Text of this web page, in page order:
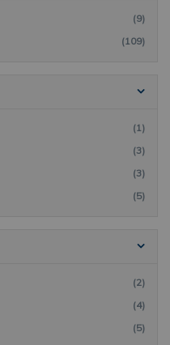
(9)
(109)
(1)
(3)
(3)
(5)
(2)
(4)
(5)